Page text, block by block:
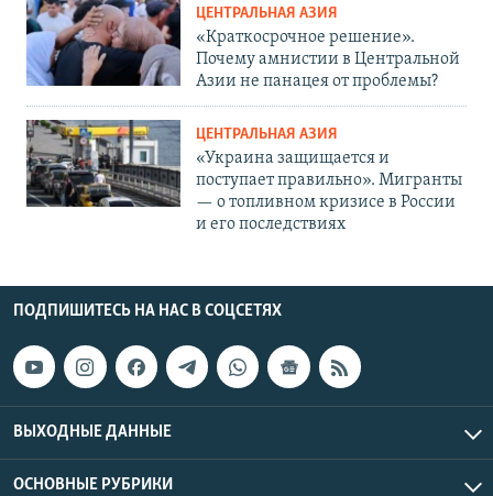
ЦЕНТРАЛЬНАЯ АЗИЯ
«Краткосрочное решение».
Почему амнистии в Центральной
Азии не панацея от проблемы?
ЦЕНТРАЛЬНАЯ АЗИЯ
«Украина защищается и
поступает правильно». Мигранты
— о топливном кризисе в России
и его последствиях
ПОДПИШИТЕСЬ НА НАС В СОЦСЕТЯХ
ВЫХОДНЫЕ ДАННЫЕ
ОСНОВНЫЕ РУБРИКИ